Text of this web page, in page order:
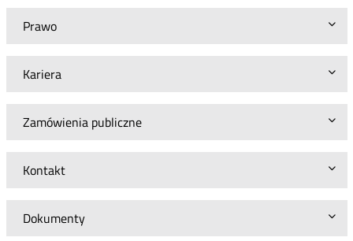
Prawo
Kariera
Zamówienia publiczne
Kontakt
Dokumenty